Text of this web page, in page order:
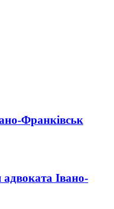
Франківськ
адвоката Івано-